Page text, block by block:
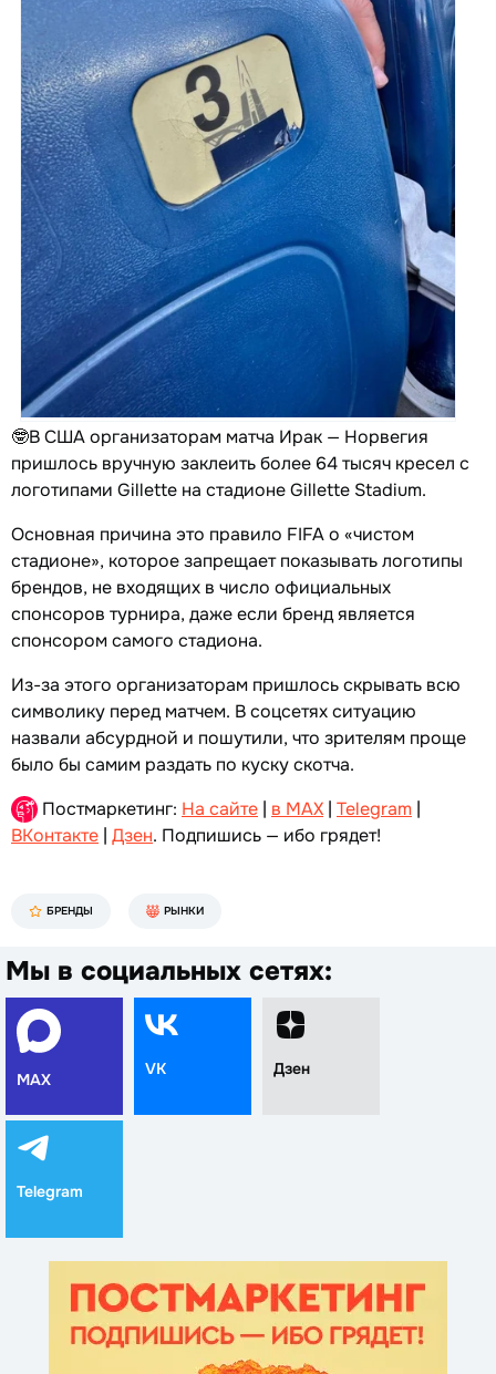
🤓В США организаторам матча Ирак — Норвегия
пришлось вручную заклеить более 64 тысяч кресел с
логотипами Gillette на стадионе Gillette Stadium.
Основная причина это правило FIFA о «чистом
стадионе», которое запрещает показывать логотипы
брендов, не входящих в число официальных
спонсоров турнира, даже если бренд является
спонсором самого стадиона.
Из-за этого организаторам пришлось скрывать всю
символику перед матчем. В соцсетях ситуацию
назвали абсурдной и пошутили, что зрителям проще
было бы самим раздать по куску скотча.
Постмаркетинг: На сайте | в MAX | Telegram |
ВКонтакте | Дзен. Подпишись — ибо грядет!
БРЕНДЫ РЫНКИ
Мы в социальных сетях:
MAX
VK Дзен
Telegram